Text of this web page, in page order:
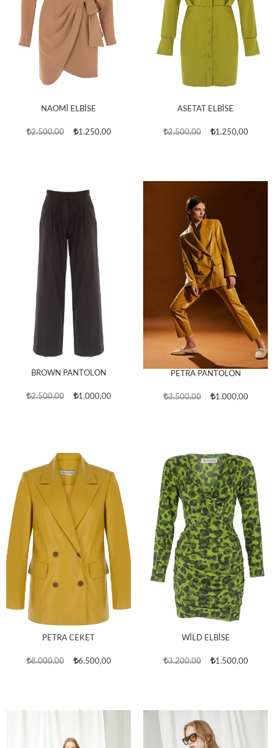
NAOMİ ELBİSE
2.500,00 1.250,00
ASETAT ELBİSE
2.500,00 1.250,00
BROWN PANTOLON
2.500,00 1.000,00
PETRA PANTOLON
3.500,00 1.000,00
PETRA CEKET
8.000,00 6.500,00
WİLD ELBİSE
3.200,00 1.500,00